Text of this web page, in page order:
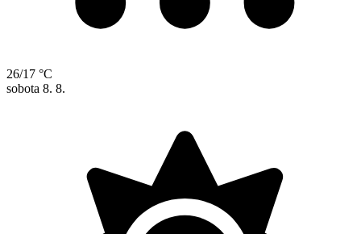
26/17 °C
sobota 8. 8.